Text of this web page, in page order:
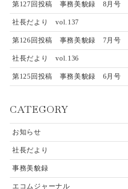
第127回投稿 事務美貌録 8月号
社長だより vol.137
第126回投稿 事務美貌録 7月号
社長だより vol.136
第125回投稿 事務美貌録 6月号
CATEGORY
お知らせ
社長だより
事務美貌録
エコムジャーナル